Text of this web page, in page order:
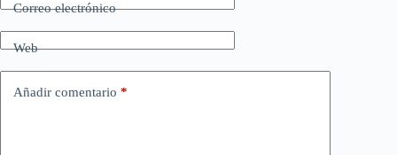
Correo electrónico
Web
Añadir comentario *